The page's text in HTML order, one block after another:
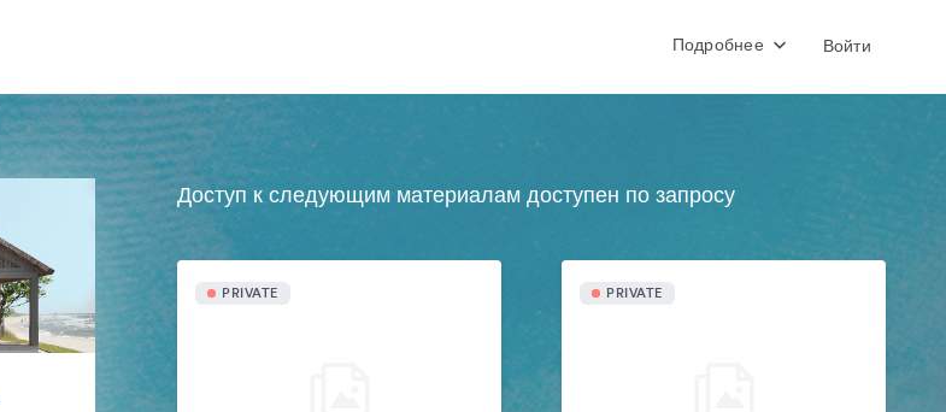
Подробнее Войти
Доступ к следующим материалам доступен по запросу
PRIVATE PRIVATE